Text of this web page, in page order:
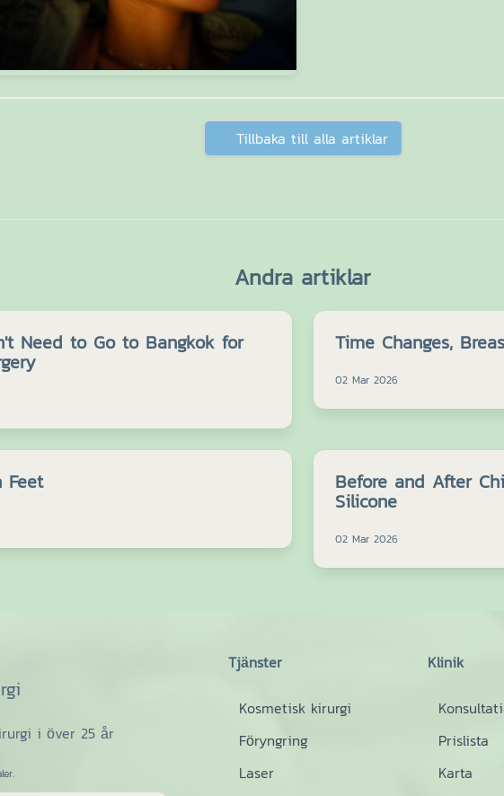
Tillbaka till alla artiklar
Andra artiklar
Need to Go to Bangkok for Time Changes,
02 Mar 2026
Feet Before and After
Silicone
02 Mar 2026
i över 25 år
Tjänster
Kosmetisk kirurgi
Föryngring
Laser
Klinik
Prislista
Karta